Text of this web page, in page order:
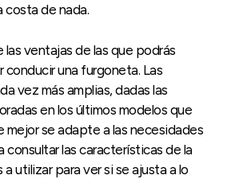
costa de nada.
las ventajas de las que podrás
una furgoneta. Las
vez más amplias, dadas las
en los últimos modelos que
mejor se adapte a las necesidades
consultar las características de la
utilizar para ver si se ajusta a lo